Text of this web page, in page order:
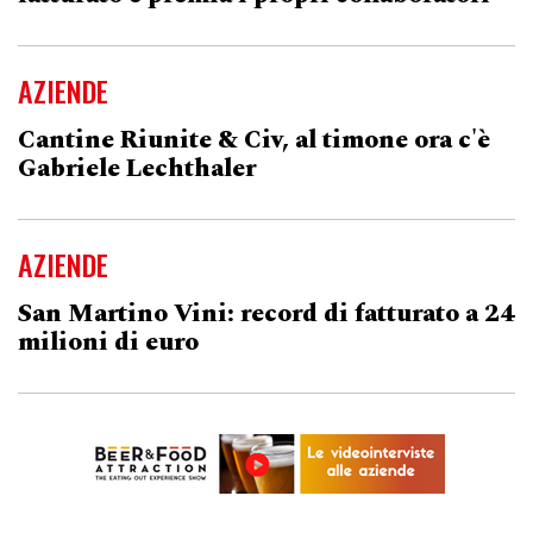
AZIENDE
Cantine Riunite & Civ, al timone ora c'è
Gabriele Lechthaler
AZIENDE
San Martino Vini: record di fatturato a 24
milioni di euro